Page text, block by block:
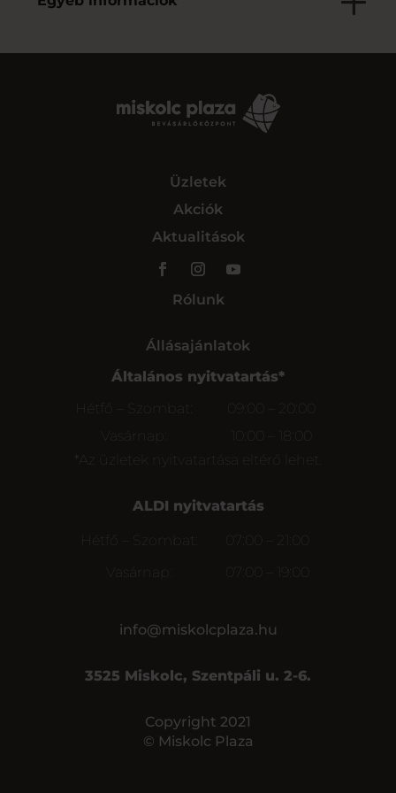
Üzletek
Akciók
Aktualitások
Rólunk
Állásajánlatok
Általános nyitvatartás*
Hétfő – Szombat:
09:00 – 20:00
Vasárnap:
*Az üzletek nyitvatartása eltérő lehet.
ALDI nyitvatartás
Hétfő – Szombat:
07:00 – 21:00
Vasárnap:
info@miskolcplaza.hu
3525 Miskolc, Szentpáli u. 2-6.
Copyright 2021
© Miskolc Plaza